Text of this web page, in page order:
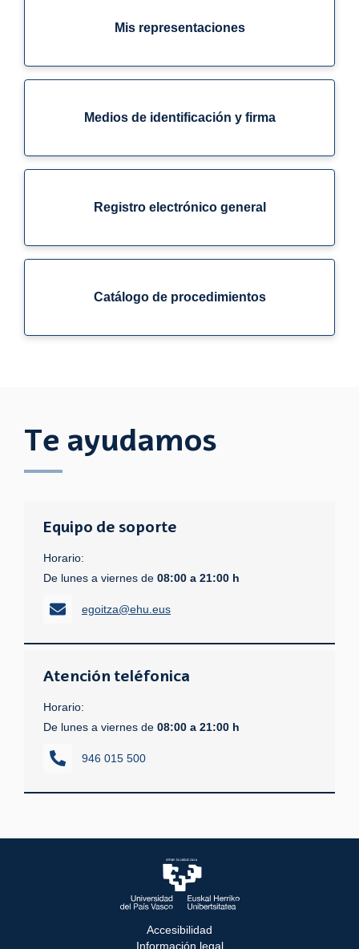
Mis representaciones
Medios de identificación y firma
Registro electrónico general
Catálogo de procedimientos
Te ayudamos
Equipo de soporte
Horario:
De lunes a viernes de 08:00 a 21:00 h
egoitza@ehu.eus
Atención teléfonica
Horario:
De lunes a viernes de 08:00 a 21:00 h
946 015 500
Accesibilidad
Información legal